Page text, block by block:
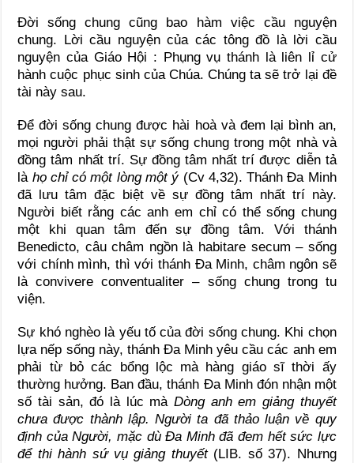
Đời sống chung cũng bao hàm việc cầu nguyện
chung. Lời cầu nguyện của các tông đồ là lời cầu
nguyện của Giáo Hội : Phụng vụ thánh là liên lỉ cử
hành cuộc phục sinh của Chúa. Chúng ta sẽ trở lại đề
tài này sau.
Để đời sống chung được hài hoà và đem lại bình an,
mọi người phải thật sự sống chung trong một nhà và
đồng tâm nhất trí. Sự đồng tâm nhất trí được diễn tả
là họ chỉ có một lòng một ý(Cv 4,32). Thánh Đa Minh
đã lưu tâm đặc biệt về sự đồng tâm nhất trí này.
Người biết rằng các anh em chỉ có thể sống chung
một khi quan tâm đến sự đồng tâm. Với thánh
Benedicto, câu châm ngồn là habitare secum – sống
với chính mình, thì với thánh Đa Minh, châm ngôn sẽ
là convivere conventualiter – sống chung trong tu
viện.
Sự khó nghèo là yếu tố của đời sống chung. Khi chọn
lựa nếp sống này, thánh Đa Minh yêu cầu các anh em
phải từ bỏ các bổng lộc mà hàng giáo sĩ thời ấy
thường hưởng. Ban đầu, thánh Đa Minh đón nhận một
số tài sản, đó là lúc màDòng anh em giảng thuyết
chưa được thành lập. Người ta đã thảo luận về quy
định của Người, mặc dù Đa Minh đã đem hết sức lực
để thi hành sứ vụ giảng thuyết (LIB. số 37). Nhưng